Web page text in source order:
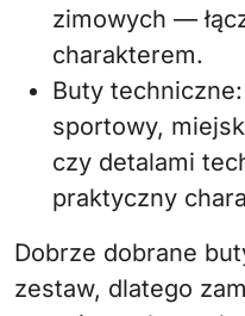
zimowych —
charakterem.
Buty
sportowy,
czy detalami
praktyczny
Dobrze dobrane
zestaw, dlatego